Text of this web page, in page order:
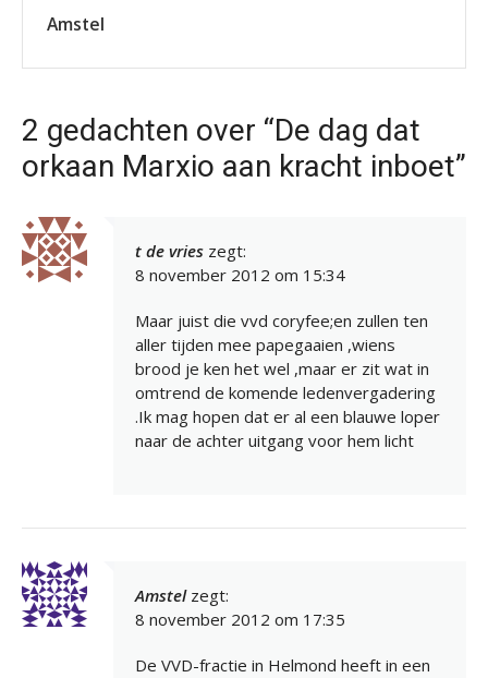
Amstel
2 gedachten over “De dag dat
orkaan Marxio aan kracht inboet”
t de vries zegt:
8 november 2012 om 15:34
Maar juist die vvd coryfee;en zullen ten
aller tijden mee papegaaien ,wiens
brood je ken het wel ,maar er zit wat in
omtrend de komende ledenvergadering
.Ik mag hopen dat er al een blauwe loper
naar de achter uitgang voor hem licht
Amstel zegt:
8 november 2012 om 17:35
De VVD-fractie in Helmond heeft in een